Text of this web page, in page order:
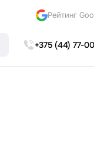
Рейтинг
+375 (44) 77-